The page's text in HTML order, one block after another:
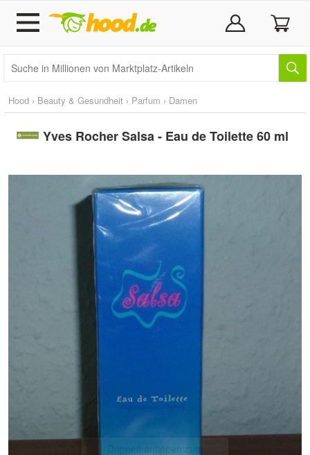
Hood › Beauty & Gesundheit › Parfum › Damen
Yves Rocher Salsa - Eau de Toilette 60 ml
Doppelt antippen zum